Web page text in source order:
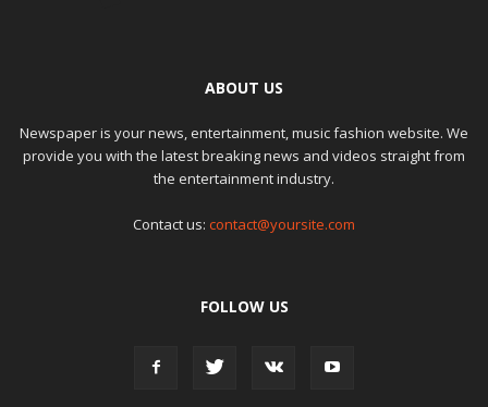
ABOUT US
Newspaper is your news, entertainment, music fashion website. We
provide you with the latest breaking news and videos straight from
the entertainment industry.
Contact us: contact@yoursite.com
FOLLOW US